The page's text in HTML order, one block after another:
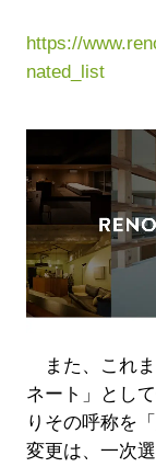
https://
nated_list
また、これま
ネート」とし
りその呼称を
変更は、一次